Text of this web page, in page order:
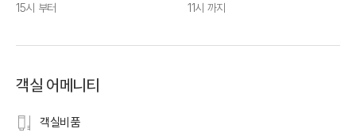
15시 부터 11시 까지
객실 어메니티
객실비품